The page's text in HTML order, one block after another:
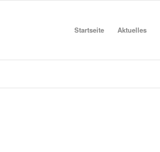
Startseite Aktuelles